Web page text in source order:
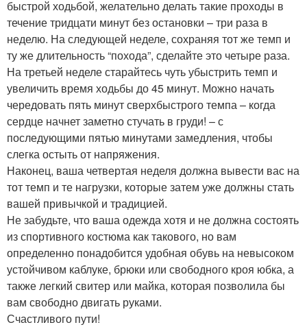
быстрой ходьбой, желательно делать такие проходы в
течение тридцати минут без остановки – три раза в
неделю. На следующей неделе, сохраняя тот же темп и
ту же длительность “похода”, сделайте это четыре раза.
На третьей неделе старайтесь чуть убыстрить темп и
увеличить время ходьбы до 45 минут. Можно начать
чередовать пять минут сверхбыстрого темпа – когда
сердце начнет заметно стучать в груди! – с
последующими пятью минутами замедления, чтобы
слегка остыть от напряжения.
Наконец, ваша четвертая неделя должна вывести вас на
тот темп и те нагрузки, которые затем уже должны стать
вашей привычкой и традицией.
Не забудьте, что ваша одежда хотя и не должна состоять
из спортивного костюма как такового, но вам
определенно понадобится удобная обувь на невысоком
устойчивом каблуке, брюки или свободного кроя юбка, а
также легкий свитер или майка, которая позволила бы
вам свободно двигать руками.
Счастливого пути!